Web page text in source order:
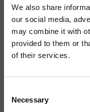
We also share
our social media,
may combine it with
provided to them or
of their services.
Selection
Necessary
Kainuun
Viestitie 2, 87700
Avoinna arkisin 9 - 15